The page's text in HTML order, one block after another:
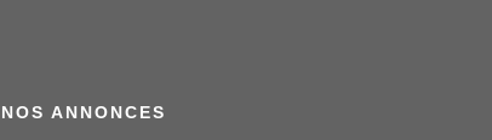
NOS ANNONCES